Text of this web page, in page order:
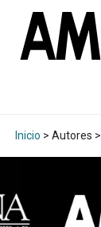
Inicio > Autores >